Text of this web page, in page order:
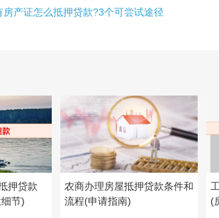
房产证怎么抵押贷款?3个可尝试途径
押贷款
节)
农商办理房屋抵押贷款条件和
流程(申请指南)
(